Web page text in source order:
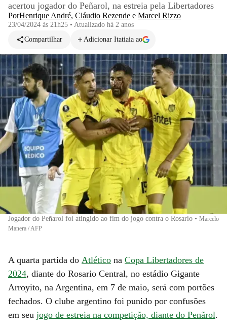
acertou jogador do Peñarol, na estreia pela Libertadores
PorHenrique André, Cláudio Rezende e Marcel Rizzo
23/04/2024 às 21h25 • Atualizado há 2 anos
Compartilhar
Adicionar Itatiaia ao
Jogador do Peñarol foi atingido ao fim do jogo contra o Rosario • Marcelo
Manera / AFP
A quarta partida do Atlético na Copa Libertadores de
2024, diante do Rosario Central, no estádio Gigante
Arroyito, na Argentina, em 7 de maio, será com portões
fechados. O clube argentino foi punido por confusões
em seu jogo de estreia na competição, diante do Penãrol.